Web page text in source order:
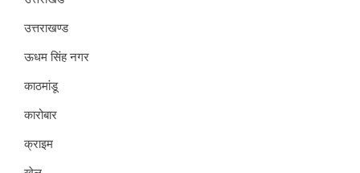
उत्तराखण्ड
ऊधम सिंह नगर
काठमांडू
कारोबार
क्राइम